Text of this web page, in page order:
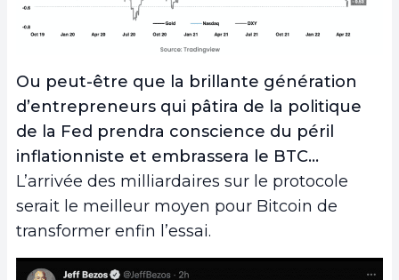
Ou peut-être que la brillante génération
d’entrepreneurs qui pâtira de la politique
de la Fed prendra conscience du péril
inflationniste et embrassera le BTC…
L’arrivée des milliardaires sur le protocole
serait le meilleur moyen pour Bitcoin de
transformer enfin l’essai.